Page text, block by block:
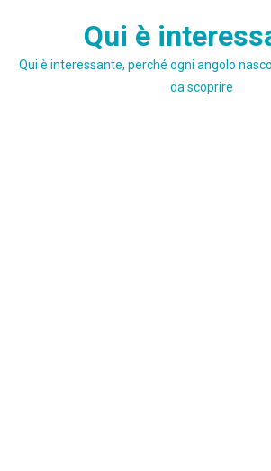
Qui è
Qui è interessante, perché ogni angolo
da scoprire